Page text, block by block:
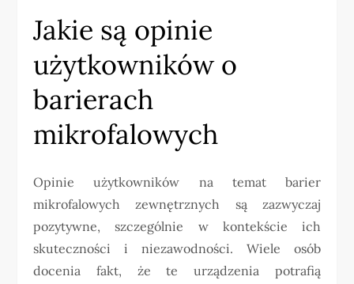
Jakie są opinie
użytkowników o
barierach
mikrofalowych
Opinie użytkowników na temat barier
mikrofalowych zewnętrznych są zazwyczaj
pozytywne, szczególnie w kontekście ich
skuteczności i niezawodności. Wiele osób
docenia fakt, że te urządzenia potrafią